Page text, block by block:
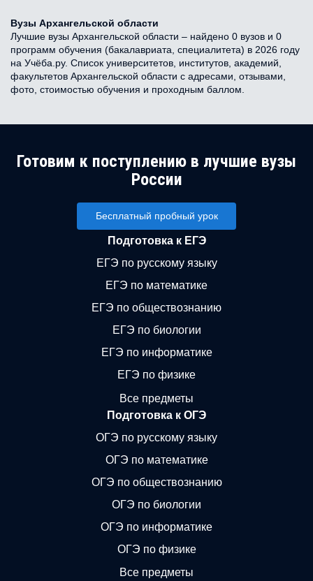
Вузы Архангельской области
Лучшие вузы Архангельской области – найдено 0 вузов и 0
программ обучения (бакалавриата, специалитета) в 2026 году
на Учёба.ру. Список университетов, институтов, академий,
факультетов Архангельской области с адресами, отзывами,
фото, стоимостью обучения и проходным баллом.
Готовим к поступлению в лучшие вузы
России
Бесплатный пробный урок
Подготовка к ЕГЭ
ЕГЭ по русскому языку
ЕГЭ по математике
ЕГЭ по обществознанию
ЕГЭ по биологии
ЕГЭ по информатике
ЕГЭ по физике
Все предметы
Подготовка к ОГЭ
ОГЭ по русскому языку
ОГЭ по математике
ОГЭ по обществознанию
ОГЭ по биологии
ОГЭ по информатике
ОГЭ по физике
Все предметы